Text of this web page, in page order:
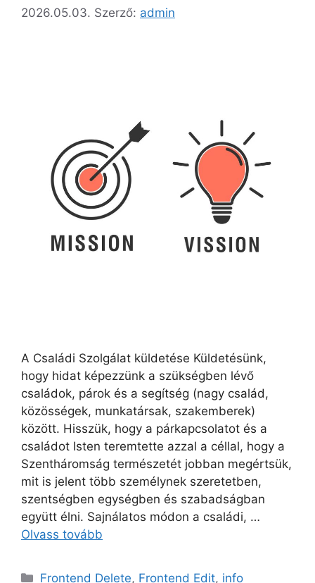
2026.05.03. Szerző: admin
A Családi Szolgálat küldetése Küldetésünk,
hogy hidat képezzünk a szükségben lévő
családok, párok és a segítség (nagy család,
közösségek, munkatársak, szakemberek)
között. Hisszük, hogy a párkapcsolatot és a
családot Isten teremtette azzal a céllal, hogy a
Szentháromság természetét jobban megértsük,
mit is jelent több személynek szeretetben,
szentségben egységben és szabadságban
együtt élni. Sajnálatos módon a családi, …
Olvass tovább
Kategória
Frontend Delete, Frontend Edit, info